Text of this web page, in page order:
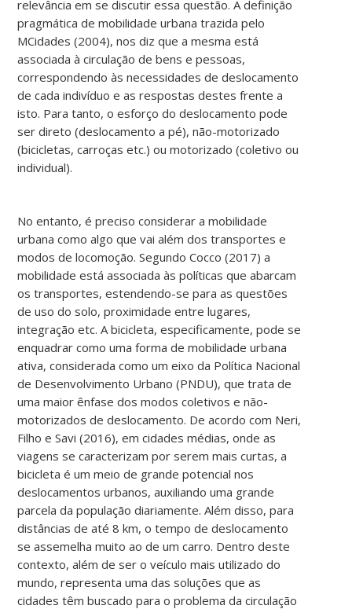
relevância em se discutir essa questão. A definição
pragmática de mobilidade urbana trazida pelo
MCidades (2004), nos diz que a mesma está
associada à circulação de bens e pessoas,
correspondendo às necessidades de deslocamento
de cada indivíduo e as respostas destes frente a
isto. Para tanto, o esforço do deslocamento pode
ser direto (deslocamento a pé), não-motorizado
(bicicletas, carroças etc.) ou motorizado (coletivo ou
individual).
No entanto, é preciso considerar a mobilidade
urbana como algo que vai além dos transportes e
modos de locomoção. Segundo Cocco (2017) a
mobilidade está associada às políticas que abarcam
os transportes, estendendo-se para as questões
de uso do solo, proximidade entre lugares,
integração etc. A bicicleta, especificamente, pode se
enquadrar como uma forma de mobilidade urbana
ativa, considerada como um eixo da Política Nacional
de Desenvolvimento Urbano (PNDU), que trata de
uma maior ênfase dos modos coletivos e não-
motorizados de deslocamento. De acordo com Neri,
Filho e Savi (2016), em cidades médias, onde as
viagens se caracterizam por serem mais curtas, a
bicicleta é um meio de grande potencial nos
deslocamentos urbanos, auxiliando uma grande
parcela da população diariamente. Além disso, para
distâncias de até 8 km, o tempo de deslocamento
se assemelha muito ao de um carro. Dentro deste
contexto, além de ser o veículo mais utilizado do
mundo, representa uma das soluções que as
cidades têm buscado para o problema da circulação